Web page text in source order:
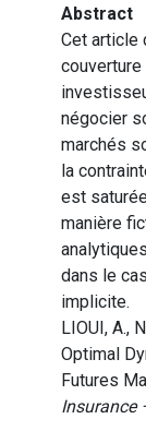
Abstract
Cet article
couverture
négocier
marchés
la
est
manière
dans le
implicite.
LIOUI, A.,
Optimal
Futures
Insurance